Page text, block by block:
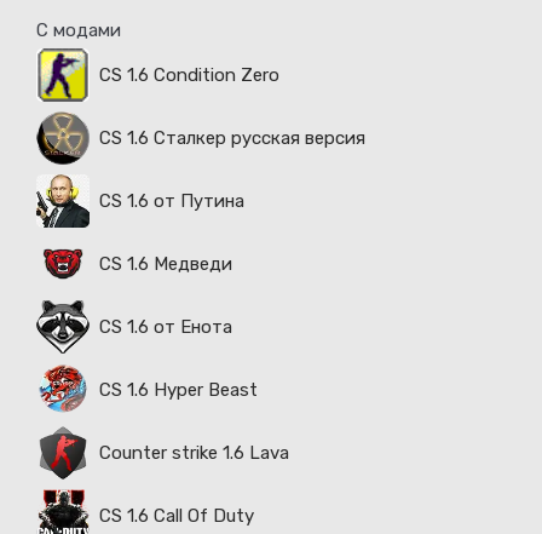
С модами
CS 1.6 Condition Zero
CS 1.6 Сталкер русская версия
CS 1.6 от Путина
CS 1.6 Медведи
CS 1.6 от Енота
CS 1.6 Hyper Beast
Counter strike 1.6 Lava
CS 1.6 Call Of Duty